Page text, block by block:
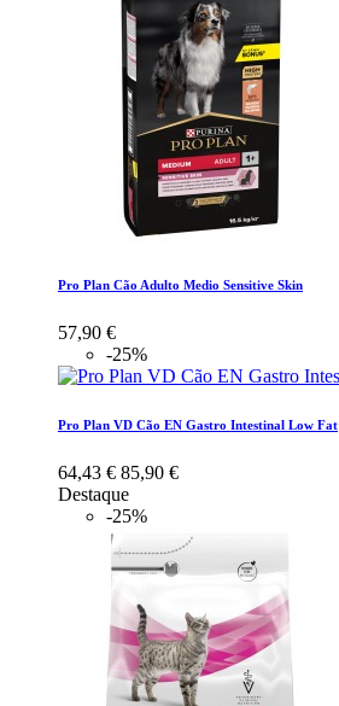
Pro Plan Cão Adulto Medio Sensitive Skin
57,90 €
-25%
Pro Plan VD Cão EN Gastro Intestinal Low Fat
64,43 € 85,90 €
Destaque
-25%